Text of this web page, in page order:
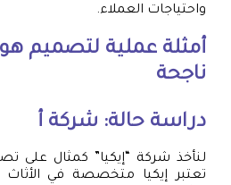
واحتياجات العملاء.
أمثلة عملية لتصميم
ناجحة
دراسة حالة: شركة أ
لنأخذ شركة “إيكيا” كمثال على
تعتبر إيكيا متخصصة في